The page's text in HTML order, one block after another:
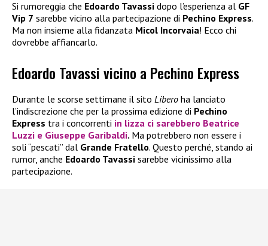
Si rumoreggia che Edoardo Tavassi dopo l’esperienza al GF
Vip 7 sarebbe vicino alla partecipazione di Pechino Express.
Ma non insieme alla fidanzata Micol Incorvaia! Ecco chi
dovrebbe affiancarlo.
Edoardo Tavassi vicino a Pechino Express
Durante le scorse settimane il sito Libero ha lanciato
l’indiscrezione che per la prossima edizione di Pechino
Express tra i concorrenti in lizza ci sarebbero Beatrice
Luzzi e Giuseppe Garibaldi. Ma potrebbero non essere i
soli “pescati” dal Grande Fratello. Questo perché, stando ai
rumor, anche Edoardo Tavassi sarebbe vicinissimo alla
partecipazione.